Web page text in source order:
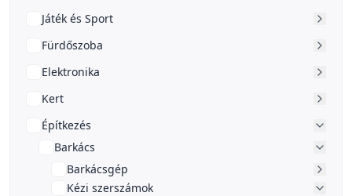
Játék és Sport
Fürdőszoba
Elektronika
Kert
Építkezés
Barkács
Barkácsgép
Kézi szerszámok